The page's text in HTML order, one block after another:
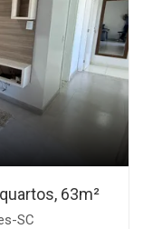
63m²
SC